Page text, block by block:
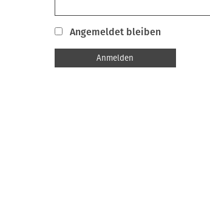
Angemeldet bleiben
Anmelden